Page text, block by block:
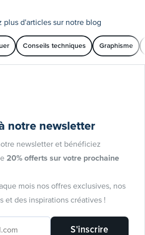
plus d'articles sur notre blog
Conseils techniques Graphisme
notre newsletter
newsletter et bénéficiez
20% offerts sur votre prochaine
mois nos offres exclusives, nos
et des inspirations créatives !
S'inscrire